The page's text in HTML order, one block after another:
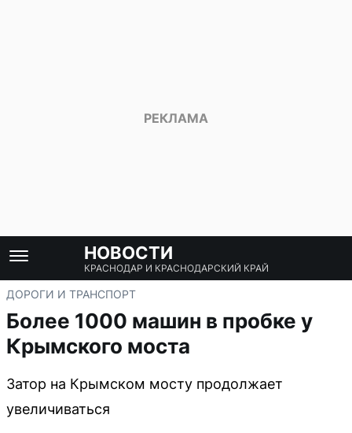
НОВОСТИ
КРАСНОДАР И КРАСНОДАРСКИЙ КРАЙ
ДОРОГИ И ТРАНСПОРТ
Более 1000 машин в пробке у
Крымского моста
Затор на Крымском мосту продолжает
увеличиваться